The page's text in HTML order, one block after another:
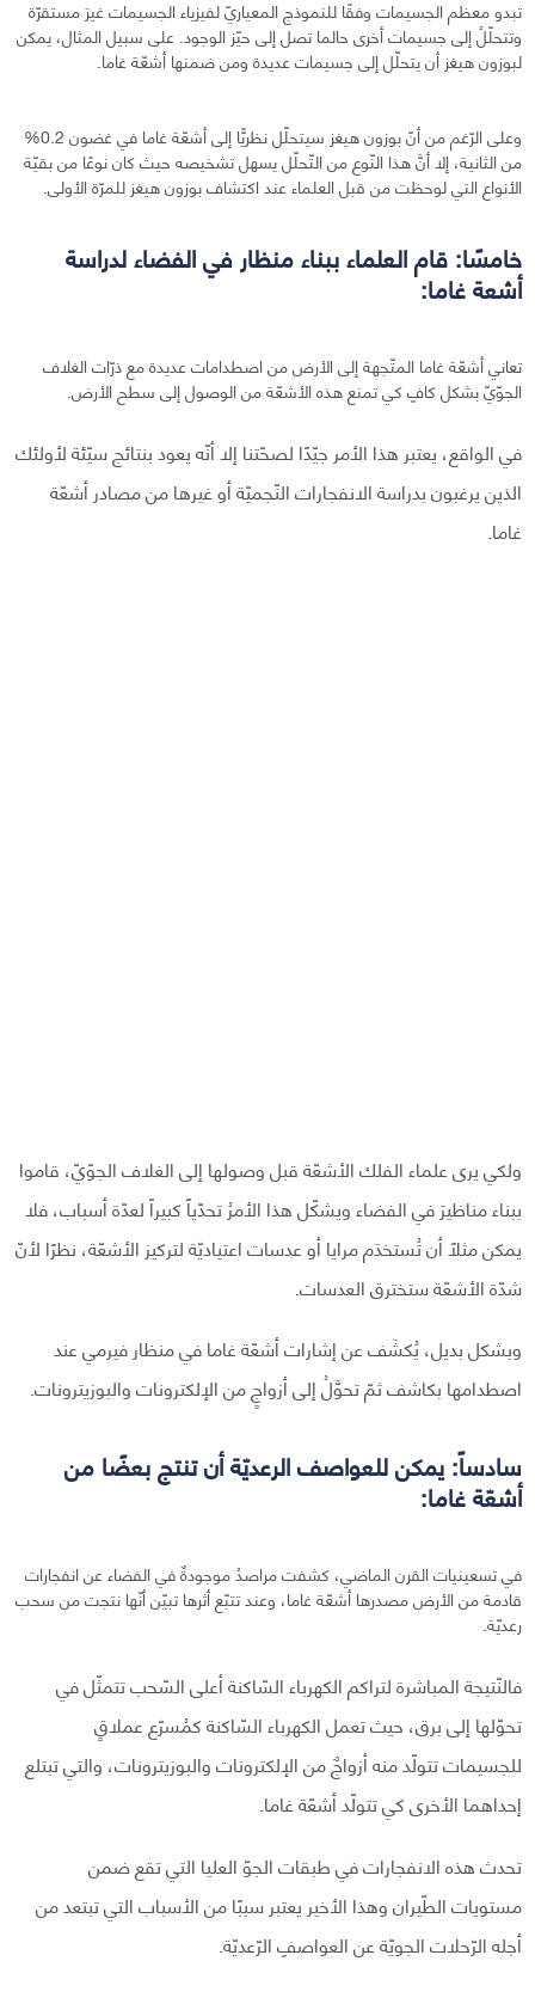
تبدو معظم الجسيمات وفقًا للنموذج المعياريّ لفيزياء الجسيمات غيرَ مستقرّة
وتتحلّلُ إلى جسيمات أخرى حالما تصل إلى حيّز الوجود. على سبيل المثال، يمكن
لبوزون هيغز أن يتحلّل إلى جسيمات عديدة ومن ضمنها أشعّة غاما.
وعلى الرّغم من أنّ بوزون هيغز سيتحلّل نظريًّا إلى أشعّة غاما في غضون 0.2%
من الثانية، إلا أنَّ هذا النّوع من التّحلّل يسهل تشخيصه حيث كان نوعًا من بقيّة
الأنواع التي لوحظت من قبل العلماء عند اكتشاف بوزون هيغز للمرّة الأولى.
خامسًا: قام العلماء ببناء منظار في الفضاء لدراسة
أشعة غاما:
تعاني أشعّة غاما المتّجهة إلى الأرض من اصطدامات عديدة مع ذرّات الغلاف
الجوّيّ بشكل كافٍ كي تمنع هذه الأشعّة من الوصول إلى سطح الأرض.
في الواقع، يعتبر هذا الأمر جيّدًا لصحّتنا إلا أنّه يعود بنتائج سيّئة لأولئك
الذين يرغبون بدراسة الانفجارات النّجميّة أو غيرها من مصادر أشعّة
غاما.
ولكي يرى علماء الفلك الأشعّة قبل وصولها إلى الغلاف الجوّيّ، قاموا
ببناء مناظيرَ في الفضاء ويشكّل هذا الأمرُ تحدّياً كبيراً لعدّة أسباب، فلا
يمكن مثلًا أن تُستخدَم مرايا أو عدسات اعتياديّة لتركيز الأشعّة، نظرًا لأنّ
شدّة الأشعّة ستخترق العدسات.
وبشكل بديل، يُكشَف عن إشارات أشعّة غاما في منظار فيرمي عند
اصطدامها بكاشف ثمّ تحوَّلُ إلى أزواجٍ من الإلكترونات والبوزيترونات.
سادساً: يمكن للعواصف الرعديّة أن تنتج بعضًا من
أشعّة غاما:
في تسعينيات القرن الماضي، كشفت مراصدُ موجودةٌ في الفضاء عن انفجارات
قادمة من الأرض مصدرها أشعّة غاما، وعند تتبّع أثرها تبيّن أنّها نتجت من سحب
رعديّة.
فالنّتيجة المباشرة لتراكم الكهرباء السّاكنة أعلى السّحب تتمثّل في
تحوّلها إلى برق، حيث تعمل الكهرباء السّاكنة كمُسرّع عملاقٍ
للجسيمات تتولّد منه أزواجٌ من الإلكترونات والبوزيترونات، والتي تبتلع
إحداهما الأخرى كي تتولّد أشعّة غاما.
تحدث هذه الانفجارات في طبقات الجوّ العليا التي تقع ضمن
مستويات الطّيران وهذا الأخير يعتبر سببًا من الأسباب التي تبتعد من
أجله الرّحلات الجويّة عن العواصفِ الرّعديّة.